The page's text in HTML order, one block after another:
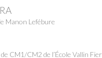
Manon Lefébure
CM1/CM2 de l’École Vallin Fier